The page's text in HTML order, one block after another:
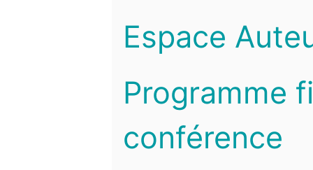
Espace
Programme
conférence